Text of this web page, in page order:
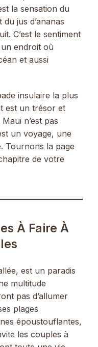
la sensation du
jus d’ananas
C’est le sentiment
endroit où
et aussi
insulaire la plus
est un trésor et
n’est pas
un voyage, une
Tournons la page
de votre
À Faire À
est un paradis
multitude
pas d’allumer
plages
époustouflantes,
les couples à